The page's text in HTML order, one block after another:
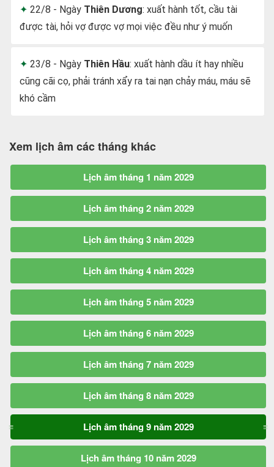
22/8 - Ngày Thiên Dương: xuất hành tốt, cầu tài
được tài, hỏi vợ được vợ mọi việc đều như ý muốn
23/8 - Ngày Thiên Hầu: xuất hành dầu ít hay nhiều
cũng cãi cọ, phải tránh xẩy ra tai nạn chảy máu, máu sẽ
khó cầm
Xem lịch âm các tháng khác
Lịch âm tháng 1 năm 2029
Lịch âm tháng 2 năm 2029
Lịch âm tháng 3 năm 2029
Lịch âm tháng 4 năm 2029
Lịch âm tháng 5 năm 2029
Lịch âm tháng 6 năm 2029
Lịch âm tháng 7 năm 2029
Lịch âm tháng 8 năm 2029
Lịch âm tháng 9 năm 2029
Lịch âm tháng 10 năm 2029